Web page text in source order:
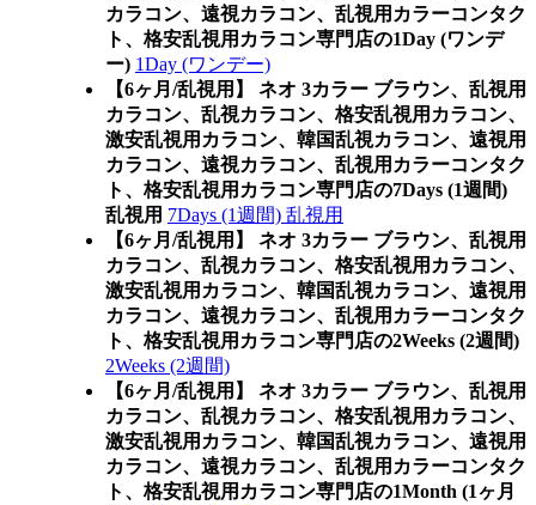
カラコン、遠視カラコン、乱視用カラーコンタク
ト、格安乱視用カラコン専門店の1Day (ワンデ
ー) 1Day (ワンデー)
【6ヶ月/乱視用】 ネオ 3カラー ブラウン、乱視用
カラコン、乱視カラコン、格安乱視用カラコン、
激安乱視用カラコン、韓国乱視カラコン、遠視用
カラコン、遠視カラコン、乱視用カラーコンタク
ト、格安乱視用カラコン専門店の7Days (1週間)
乱視用 7Days (1週間) 乱視用
【6ヶ月/乱視用】 ネオ 3カラー ブラウン、乱視用
カラコン、乱視カラコン、格安乱視用カラコン、
激安乱視用カラコン、韓国乱視カラコン、遠視用
カラコン、遠視カラコン、乱視用カラーコンタク
ト、格安乱視用カラコン専門店の2Weeks (2週間)
2Weeks (2週間)
【6ヶ月/乱視用】 ネオ 3カラー ブラウン、乱視用
カラコン、乱視カラコン、格安乱視用カラコン、
激安乱視用カラコン、韓国乱視カラコン、遠視用
カラコン、遠視カラコン、乱視用カラーコンタク
ト、格安乱視用カラコン専門店の1Month (1ヶ月